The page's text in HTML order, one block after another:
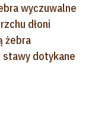
wyczuwalne
dłoni
żebra
stawy dotykane